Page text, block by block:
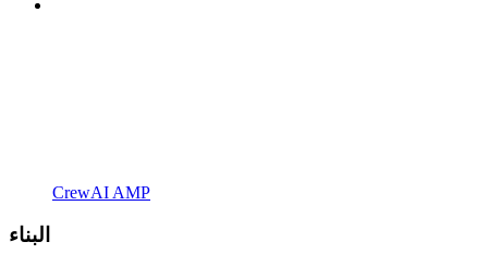
CrewAI AMP
البناء